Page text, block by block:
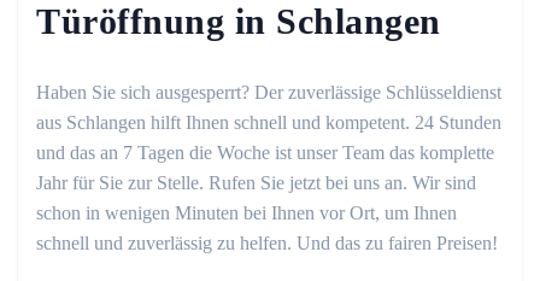
Türöffnung in Schlangen
Haben Sie sich ausgesperrt? Der zuverlässige Schlüsseldienst
aus Schlangen hilft Ihnen schnell und kompetent. 24 Stunden
und das an 7 Tagen die Woche ist unser Team das komplette
Jahr für Sie zur Stelle. Rufen Sie jetzt bei uns an. Wir sind
schon in wenigen Minuten bei Ihnen vor Ort, um Ihnen
schnell und zuverlässig zu helfen. Und das zu fairen Preisen!